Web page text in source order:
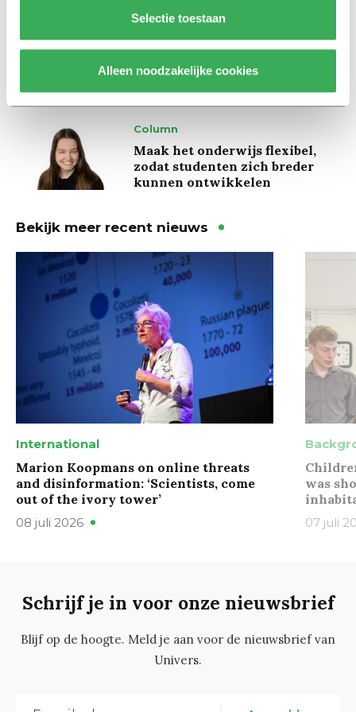
Selectie toestaan
Alleen noodzakelijke cookies
Achtergrond
slaapmiddelen: zo komen
studenten de tentamenperiode
Column
Maak het onderwijs flexibel,
zodat studenten zich breder
kunnen ontwikkelen
Bekijk meer recent nieuws
International
Marion Koopmans on online threats
and disinformation: ‘Scientists, come
out of the ivory tower’
08 juli 2026
was
07 juli
Schrijf je in voor onze nieuwsbrief
Blijf op de hoogte. Meld je aan voor de nieuwsbrief van
Univers.